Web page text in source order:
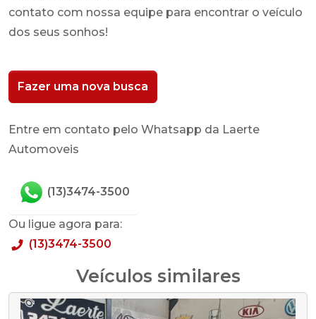
contato com nossa equipe para encontrar o veículo
dos seus sonhos!
Fazer uma nova busca
Entre em contato pelo Whatsapp da Laerte
Automoveis
(13)3474-3500
Ou ligue agora para:
(13)3474-3500
Veículos similares